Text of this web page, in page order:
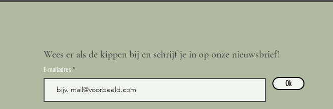
Wees er als de kippen bij en schrijf je in op onze nieuwsbrief!
E-mailadres
Ok